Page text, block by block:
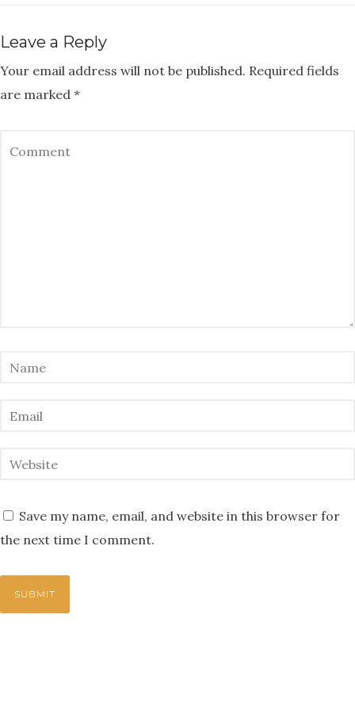
Leave a Reply
Your email address will not be published. Required fields
are marked *
Save my name, email, and website in this browser for
the next time I comment.